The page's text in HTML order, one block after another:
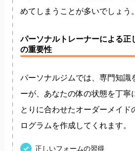
めてしまうことが多いでしょう。
パーソナルトレーナーによる正
の重要性
パーソナルジムでは、専門知識
ーが、あなたの体の状態を丁寧
とりに合わせたオーダーメイド
ログラムを作成してくれます。
正しいフォームの習得